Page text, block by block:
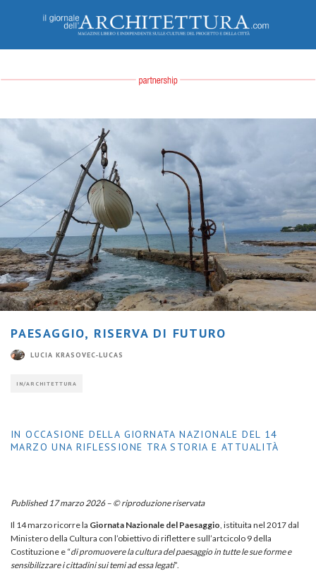
PAESAGGIO, RISERVA DI FUTURO
LUCIA KRASOVEC-LUCAS
IN/ARCHITETTURA
IN OCCASIONE DELLA GIORNATA NAZIONALE DEL 14
MARZO UNA RIFLESSIONE TRA STORIA E ATTUALITÀ
Published 17 marzo 2026 – © riproduzione riservata
Il 14 marzo ricorre la Giornata Nazionale del Paesaggio istituita nel 2017 dal
Ministero della Cultura con l’obiettivo di riflettere sull’artcicolo 9 della
Costituzione e “di promuovere la cultura del paesaggio in tutte le sue forme e
sensibilizzare i cittadini sui temi ad essa legati”.